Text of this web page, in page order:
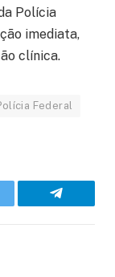
Polícia
imediata,
clínica.
Federal
Telegram